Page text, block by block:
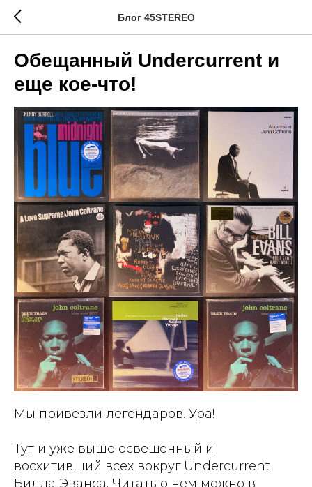
Блог 45STEREO
Обещанный Undercurrent и
еще кое-что!
Мы привезли легендаров. Ура!
Тут и уже выше освещенный и
восхитивший всех вокруг Undercurrent
Билла Эванса. Читать о нем можно в